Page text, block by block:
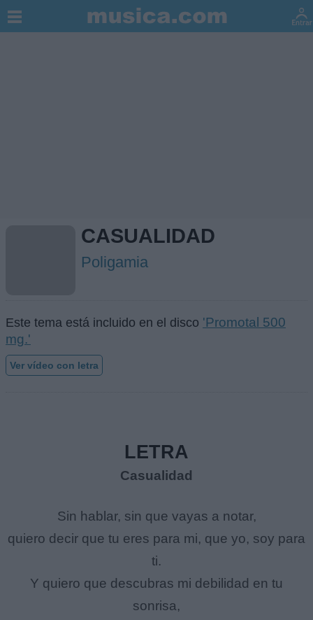
CASUALIDAD
Poligamia
Este tema está incluido en el disco 'Promotal 500
mg.'
Ver vídeo con letra
LETRA
Casualidad
Sin hablar, sin que vayas a notar,
quiero decir que tu eres para mi, que yo, soy para
ti.
Y quiero que descubras mi debilidad en tu
sonrisa,